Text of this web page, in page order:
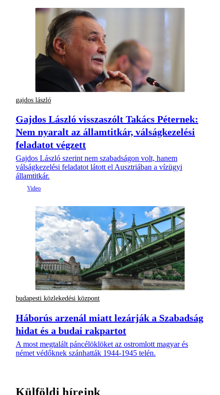
gajdos lászló
Gajdos László visszaszólt Takács Péternek:
Nem nyaralt az államtitkár, válságkezelési
feladatot végzett
Gajdos László szerint nem szabadságon volt, hanem
válságkezelési feladatot látott el Ausztriában a vízügyi
államtitkár.
budapesti közlekedési központ
Háborús arzenál miatt lezárják a Szabadság
hidat és a budai rakpartot
A most megtalált páncélöklöket az ostromlott magyar és
német védőknek szánhatták 1944-1945 telén.
Külföldi híreink